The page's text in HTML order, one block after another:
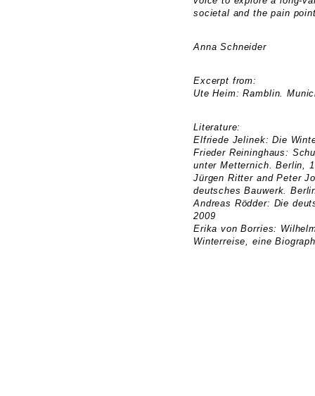
societal and the pain
Anna Schneider
Excerpt from:
Ute Heim: Ramblin.
Literature:
Elfriede Jelinek: Die
Frieder Reininghaus:
unter Metternich. Berlin,
Jürgen Ritter and Peter
deutsches Bauwerk.
Andreas Rödder: Die
2009
Erika von Borries:
Winterreise, eine